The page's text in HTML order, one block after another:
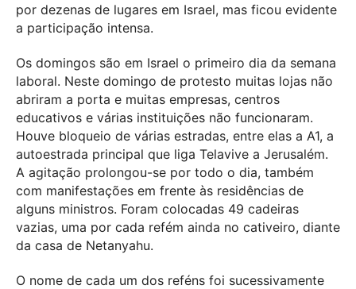
por dezenas de lugares em Israel, mas ficou evidente
a participação intensa.
Os domingos são em Israel o primeiro dia da semana
laboral. Neste domingo de protesto muitas lojas não
abriram a porta e muitas empresas, centros
educativos e várias instituições não funcionaram.
Houve bloqueio de várias estradas, entre elas a A1, a
autoestrada principal que liga Telavive a Jerusalém.
A agitação prolongou-se por todo o dia, também
com manifestações em frente às residências de
alguns ministros. Foram colocadas 49 cadeiras
vazias, uma por cada refém ainda no cativeiro, diante
da casa de Netanyahu.
O nome de cada um dos reféns foi sucessivamente